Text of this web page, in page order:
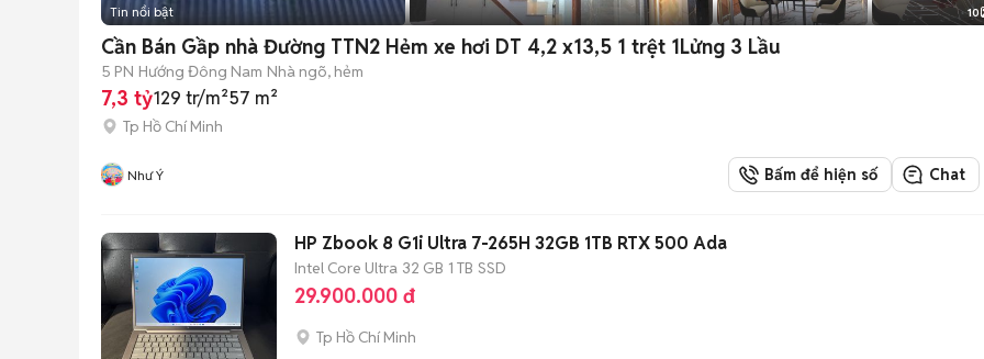
Tin nổi bật 10
Cần Bán Gầp nhà Đường TTN2 Hẻm xe hơi DT 4,2 x13,5 1 trệt 1Lửng 3 Lầu
5 PN Hướng Đông Nam Nhà ngõ, hẻm
7,3 tỷ129 tr/m²57 m²
Tp Hồ Chí Minh
Như Ý Bấm để hiện số Chat
HP Zbook 8 G1i Ultra 7-265H 32GB 1TB RTX 500 Ada
Intel Core Ultra 32 GB 1 TB SSD
29.900.000 đ
Tp Hồ Chí Minh